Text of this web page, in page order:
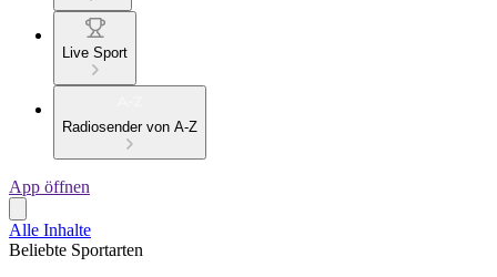
Live Sport
Radiosender von A-Z
App öffnen
Alle Inhalte
Beliebte Sportarten